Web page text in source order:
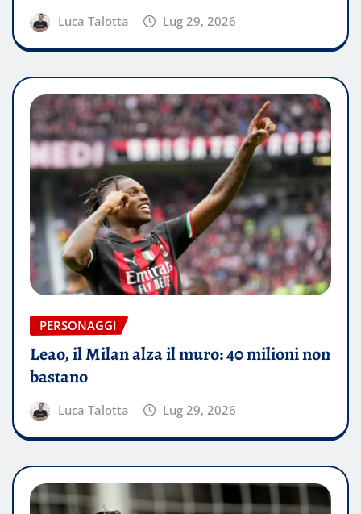
Luca Talotta Lug 29, 2026
PERSONAGGI
Leao, il Milan alza il muro: 40 milioni non
bastano
Luca Talotta Lug 29, 2026